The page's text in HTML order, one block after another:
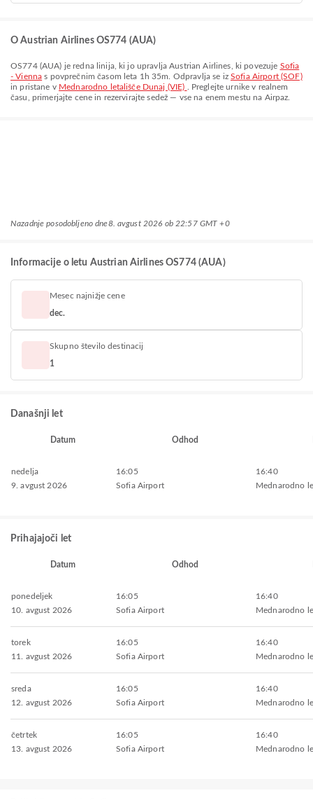
O Austrian Airlines OS774 (AUA)
OS774(AUA) je redna linija, ki jo upravljaAustrian Airlines , ki povezuje Sofia
- Vienna s povprečnim časom leta 1h 35m . Odpravlja se iz Sofia Airport (SOF)
in pristane v Mednarodno letališče Dunaj (VIE)
. Preglejte urnike v realnem
času, primerjajte cene in rezervirajte sedež — vse na enem mestu na Airpaz.
Nazadnje posodobljeno dne8. avgust 2026 ob 22:57 GMT +0
Informacije o letu Austrian Airlines OS774 (AUA)
Mesec najnižje cene
dec.
Skupno število destinacij
1
Današnji let
Datum Odhod
nedelja
9. avgust 2026
16:05
Sofia Airport
16:40
Mednarodno
Prihajajoči let
Datum Odhod
ponedeljek
10. avgust 2026
16:05
Sofia Airport
16:40
Mednarodno
torek
11. avgust 2026
16:05
Sofia Airport
16:40
Mednarodno
sreda
12. avgust 2026
16:05
Sofia Airport
16:40
Mednarodno
četrtek
13. avgust 2026
16:05
Sofia Airport
16:40
Mednarodno